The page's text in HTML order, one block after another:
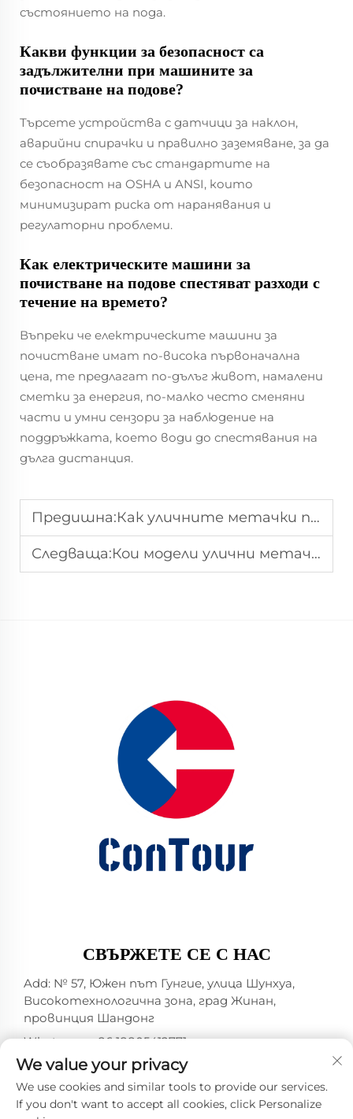
състоянието на пода.
Какви функции за безопасност са
задължителни при машините за
почистване на подове?
Търсете устройства с датчици за наклон,
аварийни спирачки и правилно заземяване, за да
се съобразявате със стандартите на
безопасност на OSHA и ANSI, които
минимизират риска от наранявания и
регулаторни проблеми.
Как електрическите машини за
почистване на подове спестяват разходи с
течение на времето?
Въпреки че електрическите машини за
почистване имат по-висока първоначална
цена, те предлагат по-дълъг живот, намалени
сметки за енергия, по-малко често сменяни
части и умни сензори за наблюдение на
поддръжката, което води до спестявания на
дълга дистанция.
Предишна:Как уличните метачки подобряват управлението на градската санитария?
Следваща:Кои модели улични метачки са най-добри за ежедневна санитария на градски пътища?
СВЪРЖЕТЕ СЕ С НАС
Add: № 57, Южен път Гунгие, улица Шунхуа,
Високотехнологична зона, град Жинан,
провинция Шандонг
Whatsapp:+86 18805412771
+1（314）5989651
Е-поща:[email protected]
We value your privacy
We use cookies and similar tools to provide our services.
If you don't want to accept all cookies, click Personalize